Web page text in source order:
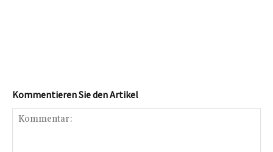
Kommentieren Sie den Artikel